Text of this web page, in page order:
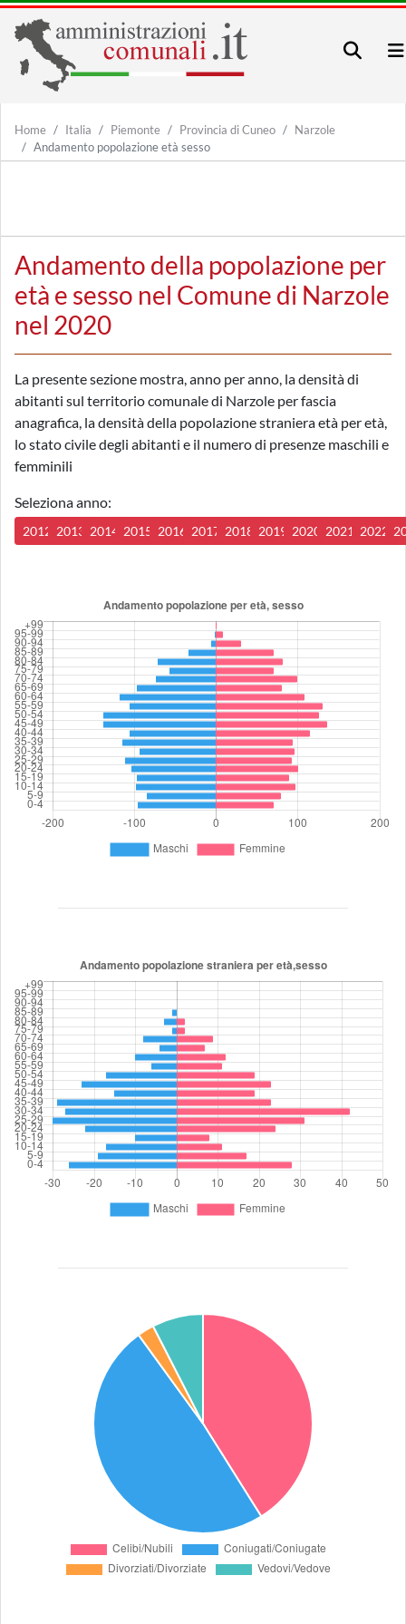
Home Italia Piemonte Provincia di Cuneo
Narzole
Andamento popolazione età sesso
Andamento della popolazione per
età e sesso nel Comune di Narzole
nel 2020
La presente sezione mostra, anno per anno, la densità di
abitanti sul territorio comunale di Narzole per fascia
anagrafica, la densità della popolazione straniera età per età,
lo stato civile degli abitanti e il numero di presenze maschili e
femminili
Seleziona anno:
2012 2013 2014 2015 2016 2017 2018 2019 2020 2021 2022